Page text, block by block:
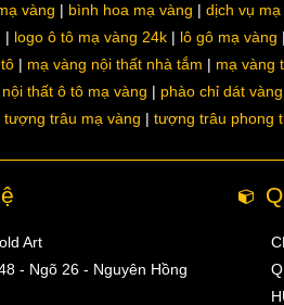
vàng bình hoa mạ vàng dịch vụ mạ
logo ô tô mạ vàng 24k lô gô mạ vàng
mạ vàng nội thất nhà tắm mạ vàng
nội thất ô tô mạ vàng phào chỉ dát vàng
tượng trâu mạ vàng tượng trâu phong
Art
- Ngõ 26 - Nguyên Hồng